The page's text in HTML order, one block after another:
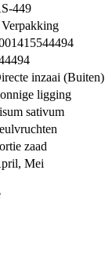
449
Verpakking
inzaai (Buiten)
ligging
sativum
zaad
Mei